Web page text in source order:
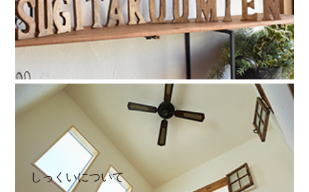
しっくいについて